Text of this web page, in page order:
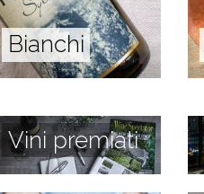
Bianchi
Vini premiati